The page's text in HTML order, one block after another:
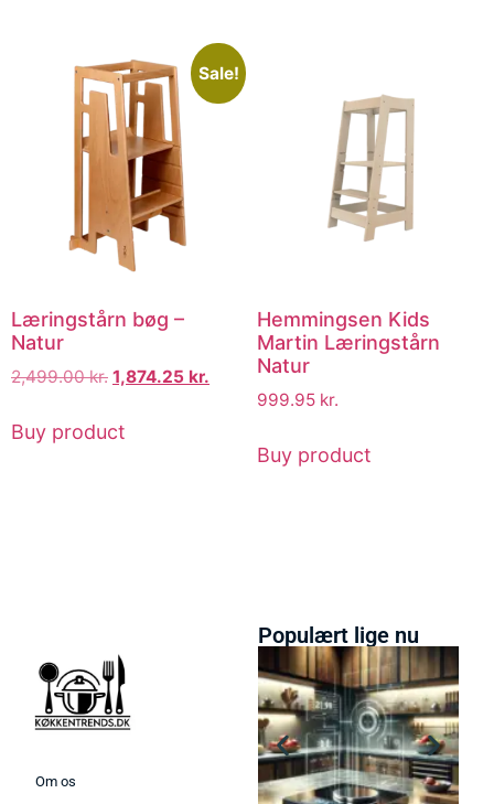
Sale!
Læringstårn bøg –
Natur
2,499.00kr. 1,874.25 kr.
Buy product
Hemmingsen Kids
Martin Læringstårn
Natur
999.95 kr.
Buy product
Om os
Populært lige nu